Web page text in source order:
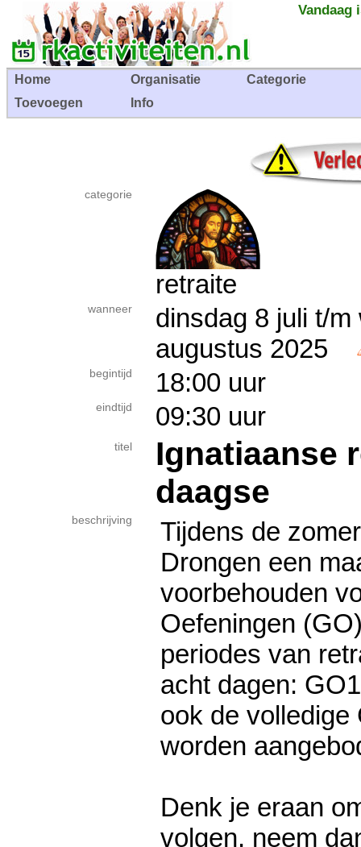
Vandaag
Home Organisatie
Categorie
Toevoegen
Info
categorie
retraite
wanneer
dinsdag 8 juli t/
augustus 2025
begintijd 18:00 uur
eindtijd 09:30 uur
titel
Ignatiaanse
daagse
beschrijving
Tijdens de
Drongen een
voorbehouden
Oefeningen
periodes van
acht dagen:
ook de volledige
worden
Denk je eraan
volgen, neem